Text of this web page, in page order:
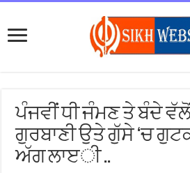
ਪੰਜਵੀਂ ਧੀ ਜੰਮਣ ਤੇ ਬੰਦੇ
ਗੁਰਬਾਣੀ ਉਤੇ ਗੁੱਸੇ ‘ਚ
ਅੱਗ ਲਾੲੀ ..